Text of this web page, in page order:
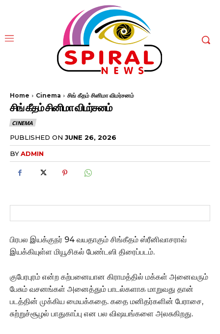
Home Cinema சிங் கீதம் சினிமா விமர்சனம்
சிங் கீதம் சினிமா விமர்சனம்
CINEMA
PUBLISHED ON JUNE 26, 2026
BYADMIN
பிரபல இயக்குநர் 94 வயதாகும் சிங்கீதம் ஸ்ரீனிவாசராவ்
இயக்கியுள்ள மியூசிகல் பேண்டஸி திரைப்படம்.
குபேரபுரம் என்ற கற்பனையான கிராமத்தில் மக்கள் அனைவரும்
பேசும் வசனங்கள் அனைத்தும் பாடல்களாக மாறுவது தான்
படத்தின் முக்கிய மையக்கதை. கதை மனிதர்களின் பேராசை,
சுற்றுச்சூழல் பாதுகாப்பு என பல விஷயங்களை அலசுகிறது.